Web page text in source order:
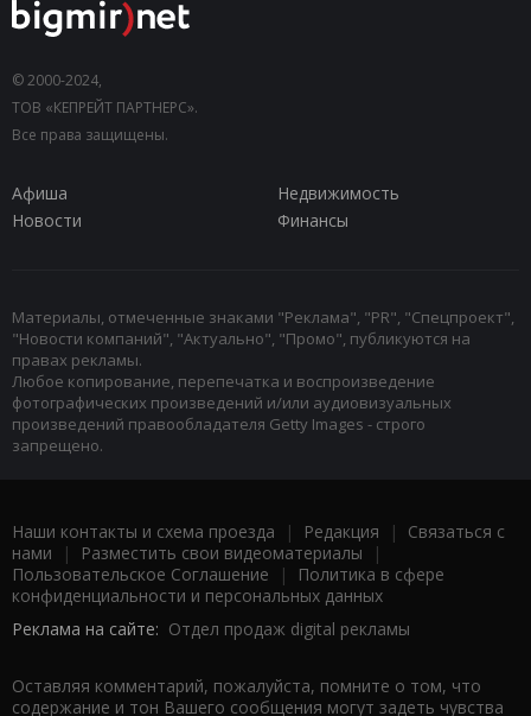
© 2000-2024,
ТОВ «КЕПРЕЙТ ПАРТНЕРС».
Все права защищены.
Афиша
Недвижимость
Новости
Финансы
Материалы, отмеченные знаками "Реклама", "PR", "Спецпроект",
"Новости компаний", "Актуально", "Промо", публикуются на
правах рекламы.
Любое копирование, перепечатка и воспроизведение
фотографических произведений и/или аудиовизуальных
произведений правообладателя Getty Images - строго
запрещено.
Наши контакты и схема проезда | Редакция | Связаться с
нами | Разместить свои видеоматериалы |
Пользовательское Соглашение |
Политика в сфере
конфиденциальности и персональных данных
Реклама на сайте: Отдел продаж digital рекламы
Оставляя комментарий, пожалуйста, помните о том, что
содержание и тон Вашего сообщения могут задеть чувства